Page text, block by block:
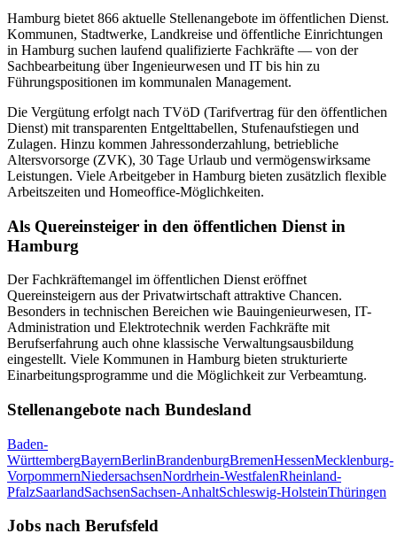
Hamburg bietet 866 aktuelle Stellenangebote im öffentlichen Dienst.
Kommunen, Stadtwerke, Landkreise und öffentliche Einrichtungen
in Hamburg suchen laufend qualifizierte Fachkräfte — von der
Sachbearbeitung über Ingenieurwesen und IT bis hin zu
Führungspositionen im kommunalen Management.
Die Vergütung erfolgt nach TVöD (Tarifvertrag für den öffentlichen
Dienst) mit transparenten Entgelttabellen, Stufenaufstiegen und
Zulagen. Hinzu kommen Jahressonderzahlung, betriebliche
Altersvorsorge (ZVK), 30 Tage Urlaub und vermögenswirksame
Leistungen. Viele Arbeitgeber in Hamburg bieten zusätzlich flexible
Arbeitszeiten und Homeoffice-Möglichkeiten.
Als Quereinsteiger in den öffentlichen Dienst in
Hamburg
Der Fachkräftemangel im öffentlichen Dienst eröffnet
Quereinsteigern aus der Privatwirtschaft attraktive Chancen.
Besonders in technischen Bereichen wie Bauingenieurwesen, IT-
Administration und Elektrotechnik werden Fachkräfte mit
Berufserfahrung auch ohne klassische Verwaltungsausbildung
eingestellt. Viele Kommunen in Hamburg bieten strukturierte
Einarbeitungsprogramme und die Möglichkeit zur Verbeamtung.
Stellenangebote nach Bundesland
Baden-
WürttembergBayernBerlinBrandenburgBremenHessenMecklenburg-
VorpommernNiedersachsenNordrhein-WestfalenRheinland-
PfalzSaarlandSachsenSachsen-AnhaltSchleswig-HolsteinThüringen
Jobs nach Berufsfeld